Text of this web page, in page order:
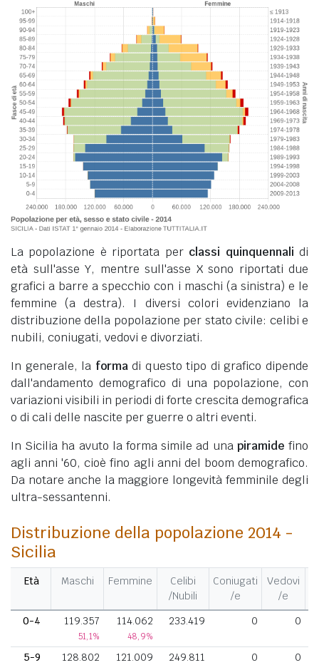
La popolazione è riportata per classi quinquennali di
età sull'asse Y, mentre sull'asse X sono riportati due
grafici a barre a specchio con i maschi (a sinistra) e le
femmine (a destra). I diversi colori evidenziano la
distribuzione della popolazione per stato civile: celibi e
nubili, coniugati, vedovi e divorziati.
In generale, la formadi questo tipo di grafico dipende
dall'andamento demografico di una popolazione, con
variazioni visibili in periodi di forte crescita demografica
o di cali delle nascite per guerre o altri eventi.
In Sicilia ha avuto la forma simile ad una piramide fino
agli anni '60, cioè fino agli anni del boom demografico.
Da notare anche la maggiore longevità femminile degli
ultra-sessantenni.
Distribuzione della popolazione 2014 -
Sicilia
Età Maschi Femmine
Celibi
/Nubili
Coniugati
/e
Vedovi
/e
0-4 119.357
51,1%
114.062
48,9%
233.419 0 0
5-9 128.802 121.009 249.811 0 0